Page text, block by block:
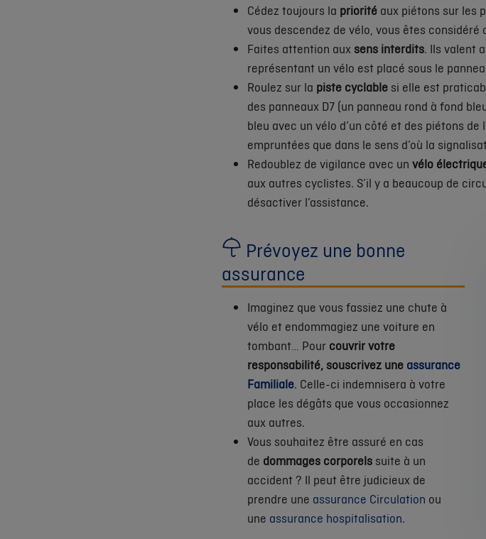
Cédez toujours la priorité aux piétons sur les
vous descendez de vélo, vous êtes
Faites attention aux sens interdits. Ils valent
représentant un vélo est placé sous le
Roulez sur la piste cyclable si elle est
des panneaux D7 (un panneau rond à fond
bleu avec un vélo d’un côté et des piétons
empruntées que dans le sens d’où la
Redoublez de vigilance avec un vélo
aux autres cyclistes. S’il y a beaucoup de
désactiver l’assistance.
Prévoyez une bonne
assurance
Imaginez que vous fassiez une chute à
vélo et endommagiez une voiture en
tombant… Pour couvrir votre
responsabilité, souscrivez une assurance
Familiale. Celle-ci indemnisera à votre
place les dégâts que vous occasionnez
aux autres.
Vous souhaitez être assuré en cas
de dommages corporels suite à un
accident ? Il peut être judicieux de
prendre une assurance Circulation ou
une assurance hospitalisation.